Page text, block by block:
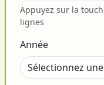
Appuyez sur la
lignes
Année